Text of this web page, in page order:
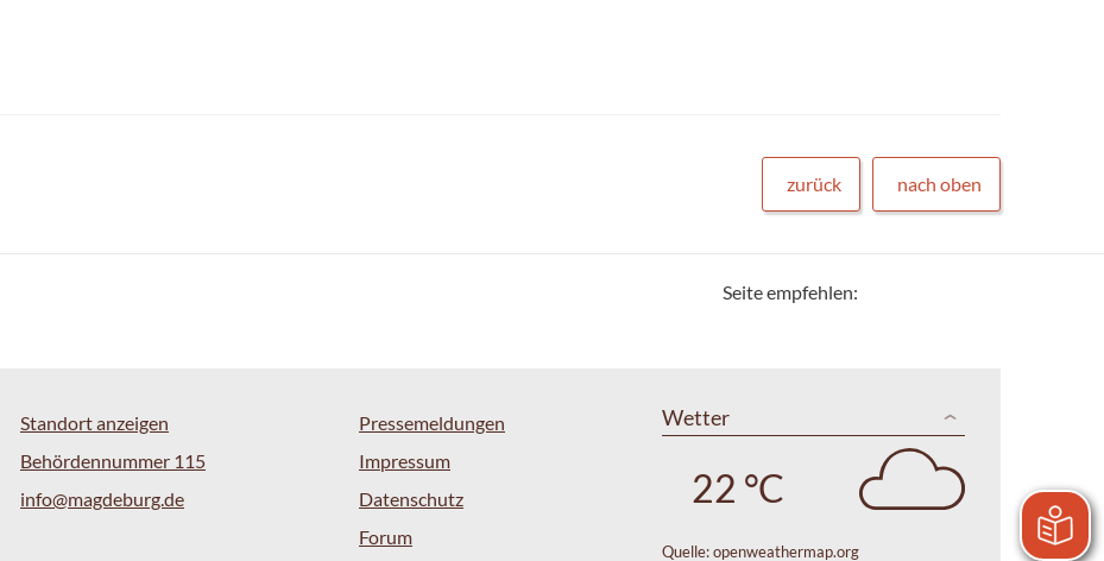
zurück nach oben
Seite empfehlen:
Standort anzeigen
Behördennummer 115
info@magdeburg.de
Pressemeldungen
Impressum
Datenschutz
Forum
Wetter
22 °C
Quelle:openweathermap.org